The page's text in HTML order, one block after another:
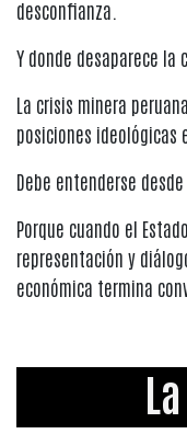
desconfianza.
Y donde desaparece
La crisis minera
posiciones ideológicas
Debe entenderse
Porque cuando el
representación y
económica termina